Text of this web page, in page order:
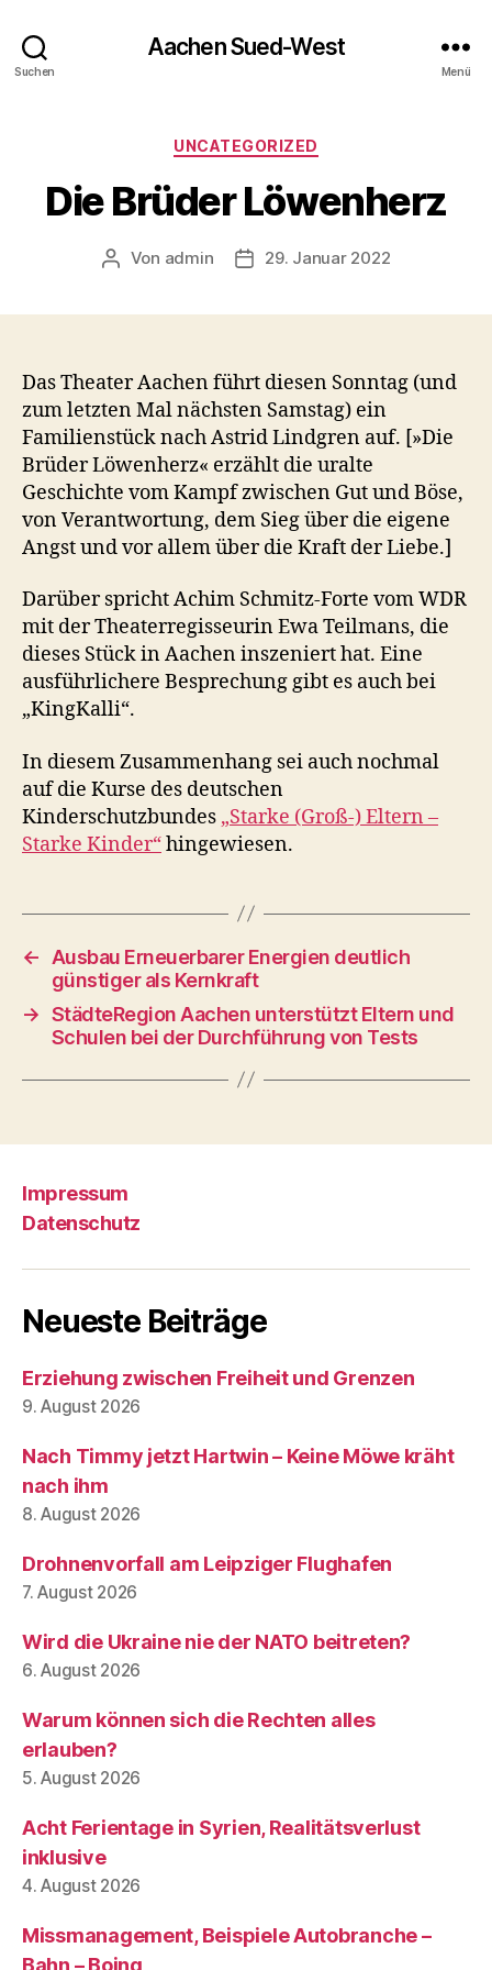
Suchen
Aachen Sued-West
Menü
Kategorien
UNCATEGORIZED
Die Brüder Löwenherz
Beitragsautor
Von admin Veröffentlichungsdatum
29. Januar 2022
Das Theater Aachen führt diesen Sonntag (und
zum letzten Mal nächsten Samstag) ein
Familienstück nach Astrid Lindgren auf. [»Die
Brüder Löwenherz« erzählt die uralte
Geschichte vom Kampf zwischen Gut und Böse,
von Verantwortung, dem Sieg über die eigene
Angst und vor allem über die Kraft der Liebe.]
Darüber spricht Achim Schmitz-Forte vom WDR
mit der Theaterregisseurin Ewa Teilmans, die
dieses Stück in Aachen inszeniert hat. Eine
ausführlichere Besprechung gibt es auch bei
„KingKalli“.
In diesem Zusammenhang sei auch nochmal
auf die Kurse des deutschen
Kinderschutzbundes „Starke (Groß-) Eltern –
Starke Kinder“hingewiesen.
←
Ausbau Erneuerbarer Energien deutlich
günstiger als Kernkraft
→ StädteRegion Aachen unterstützt Eltern und
Schulen bei der Durchführung von Tests
Impressum
Datenschutz
Neueste Beiträge
Erziehung zwischen Freiheit und Grenzen
9. August 2026
Nach Timmy jetzt Hartwin – Keine Möwe kräht
nach ihm
8. August 2026
Drohnenvorfall am Leipziger Flughafen
7. August 2026
Wird die Ukraine nie der NATO beitreten?
6. August 2026
Warum können sich die Rechten alles
erlauben?
5. August 2026
Acht Ferientage in Syrien, Realitätsverlust
inklusive
4. August 2026
Missmanagement, Beispiele Autobranche –
Bahn – Boing